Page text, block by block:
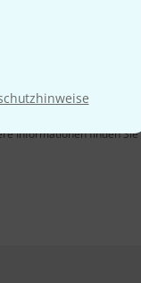
und einer Messung
Informationen finden Sie